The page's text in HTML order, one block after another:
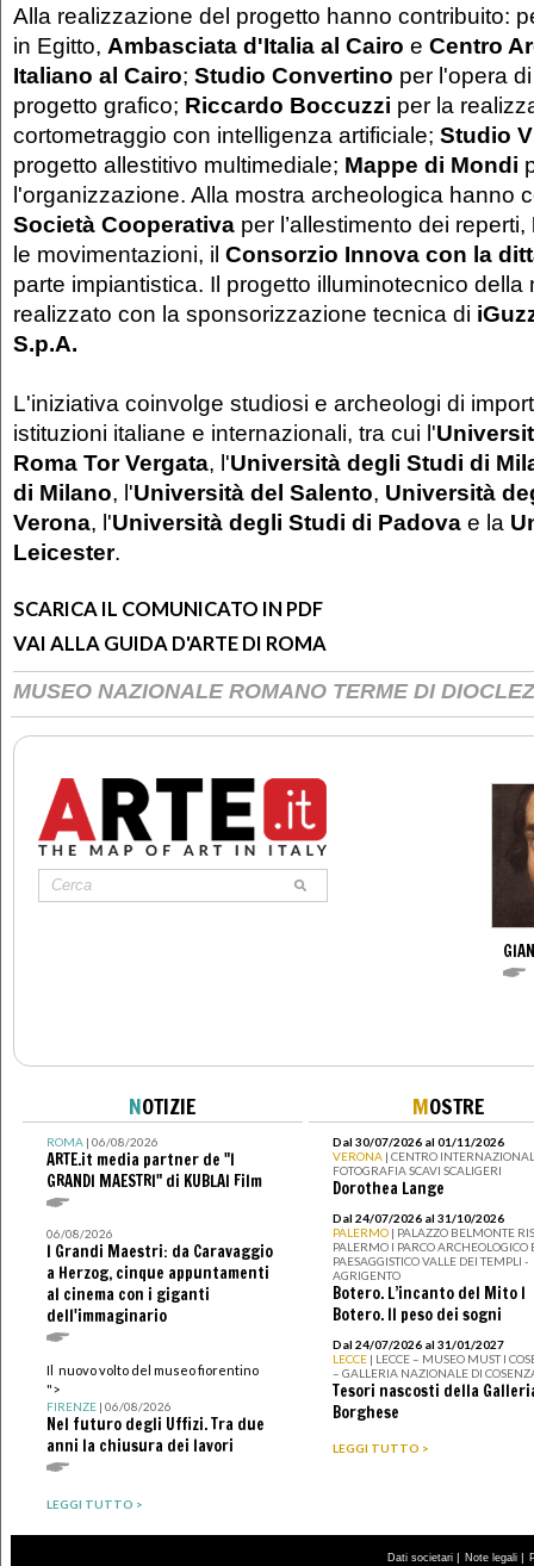
Alla realizzazione del progetto hanno contribuito:
in Egitto, Ambasciata d'Italia al Cairo e Centro
Italiano al Cairo; Studio Convertino per l'opera
progetto grafico; Riccardo Boccuzzi per la
cortometraggio con intelligenza artificiale; Studio
progetto allestitivo multimediale; Mappe di Mondi
l'organizzazione. Alla mostra archeologica hanno
Società Cooperativa per l’allestimento dei reperti,
le movimentazioni, il Consorzio Innova con la
parte impiantistica. Il progetto illuminotecnico della
realizzato con la sponsorizzazione tecnica di
S.p.A.
L'iniziativa coinvolge studiosi e archeologi di
istituzioni italiane e internazionali, tra cui l'
Roma Tor Vergata, l'Università degli Studi di
di Milano, l'Università del Salento, Università
Verona, l'Università degli Studi di Padova e la
Leicester.
SCARICA IL COMUNICATO IN PDF
VAI ALLA GUIDA D'ARTE DI ROMA
MUSEO NAZIONALE ROMANO TERME DI
NOTIZIE
ROMA| 06/08/2026
ARTE.it media partner de "I
GRANDI MAESTRI" di KUBLAI Film
06/08/2026
I Grandi Maestri: da Caravaggio
a Herzog, cinque appuntamenti
al cinema con i giganti
dell'immaginario
Il nuovo volto del museo fiorentino
">
FIRENZE| 06/08/2026
Nel futuro degli Uffizi. Tra due
anni la chiusura dei lavori
LEGGI TUTTO >
MOSTRE
Dal 30/07/2026 al 01/11/2026
VERONA | CENTRO
FOTOGRAFIA SCAVI SCALIGERI
Dorothea Lange
Dal 24/07/2026 al 31/10/2026
PALERMO | PALAZZO BELMONTE
PALERMO I PARCO ARCHEOLOGICO
PAESAGGISTICO VALLE DEI TEMPLI -
AGRIGENTO
Botero. L’incanto del Mito I
Botero. Il peso dei sogni
Dal 24/07/2026 al 31/01/2027
LECCE | LECCE – MUSEO MUST I
– GALLERIA NAZIONALE DI
Tesori nascosti della
Borghese
LEGGI TUTTO >
Dati societari | Note legali |